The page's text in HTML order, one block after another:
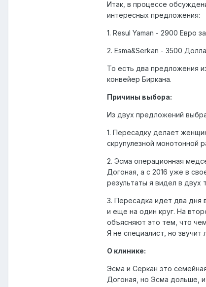
Итак, в процессе
интересных предложения:
1. Resul Yaman - 2900 Евро
2. Esma&Serkan - 3500
То есть два предложения
конвейер Биркана.
Причины выбора:
Из двух предложений
1. Пересадку делает
скрупулезной монотонной
2. Эсма операционная
Догоная, а с 2016 уже в
результаты я видел в двух
3. Пересадка идет два дня
и еще на один круг. На
объясняют это тем, что
Я не специалист, но звучит
О клинике:
Эсма и Серкан это
Догоная, но Эсма дольше,